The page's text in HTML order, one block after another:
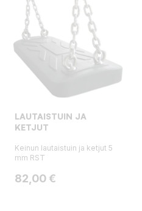
LAUTAISTUIN JA
KETJUT
Keinun lautaistuin ja ketjut 5
mm RST
Hinta
82,00 €